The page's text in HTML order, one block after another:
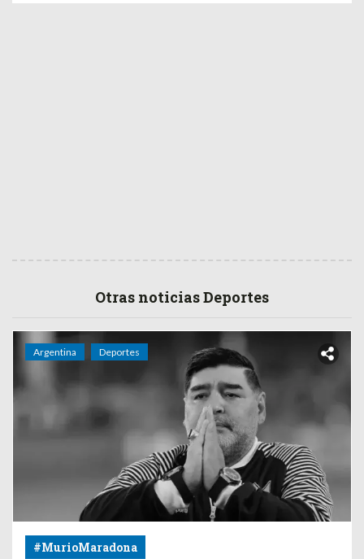
Otras noticias Deportes
Argentina Deportes
#MurioMaradona